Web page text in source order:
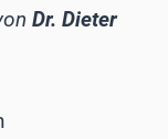
Dr. Dieter